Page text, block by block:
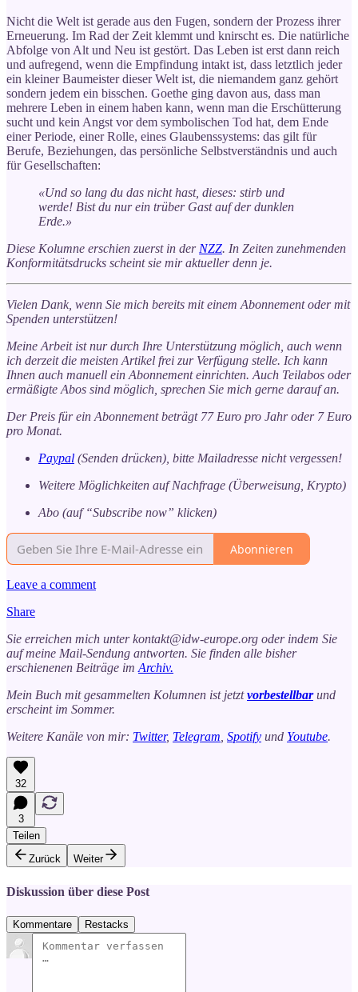
Nicht die Welt ist gerade aus den Fugen, sondern der Prozess ihrer
Erneuerung. Im Rad der Zeit klemmt und knirscht es. Die natürliche
Abfolge von Alt und Neu ist gestört. Das Leben ist erst dann reich
und aufregend, wenn die Empfindung intakt ist, dass letztlich jeder
ein kleiner Baumeister dieser Welt ist, die niemandem ganz gehört
sondern jedem ein bisschen. Goethe ging davon aus, dass man
mehrere Leben in einem haben kann, wenn man die Erschütterung
sucht und kein Angst vor dem symbolischen Tod hat, dem Ende
einer Periode, einer Rolle, eines Glaubenssystems: das gilt für
Berufe, Beziehungen, das persönliche Selbstverständnis und auch
für Gesellschaften:
«Und so lang du das nicht hast, dieses: stirb und
werde! Bist du nur ein trüber Gast auf der dunklen
Erde.»
Diese Kolumne erschien zuerst in der NZZ. In Zeiten zunehmenden
Konformitätsdrucks scheint sie mir aktueller denn je.
Vielen Dank, wenn Sie mich bereits mit einem Abonnement oder mit
Spenden unterstützen!
Meine Arbeit ist nur durch Ihre Unterstützung möglich, auch wenn
ich derzeit die meisten Artikel frei zur Verfügung stelle. Ich kann
Ihnen auch manuell ein Abonnement einrichten. Auch Teilabos oder
ermäßigte Abos sind möglich, sprechen Sie mich gerne darauf an.
Der Preis für ein Abonnement beträgt 77 Euro pro Jahr oder 7 Euro
pro Monat.
Paypal (Senden drücken), bitte Mailadresse nicht vergessen!
Weitere Möglichkeiten auf Nachfrage (Überweisung, Krypto)
Abo (auf “Subscribe now” klicken)
Abonnieren
Leave a comment
Share
Sie erreichen mich unter kontakt@idw-europe.org oder indem Sie
auf meine Mail-Sendung antworten. Sie finden alle bisher
erschienenen Beiträge im Archiv.
Mein Buch mit gesammelten Kolumnen ist jetztvorbestellbarund
erscheint im Sommer.
Weitere Kanäle von mir: Twitter, Telegram Spotify und Youtube.
32
3
Teilen
Zurück
Weiter
Diskussion über diese Post
Kommentare Restacks